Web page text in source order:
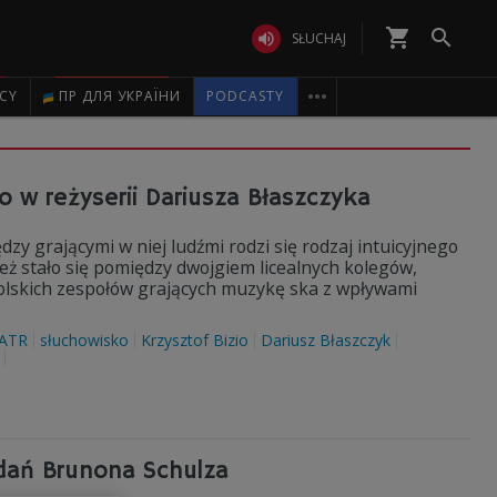
 SŁUCHAJ shopping_cart 
ПР ДЛЯ УКРАЇНИ PODCASTY 
reżyserii Dariusza Błaszczyka
grającymi w niej ludźmi rodzi się rodzaj intuicyjnego
stało się pomiędzy dwojgiem licealnych kolegów,
zespołów grających muzykę ska z wpływami
słuchowisko Krzysztof Bizio
Dariusz Błaszczyk
Brunona Schulza